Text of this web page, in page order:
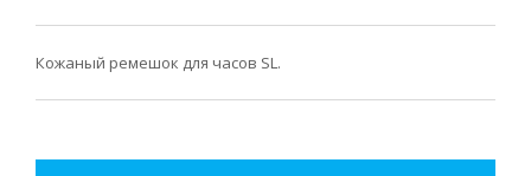
Кожаный ремешок для часов SL.